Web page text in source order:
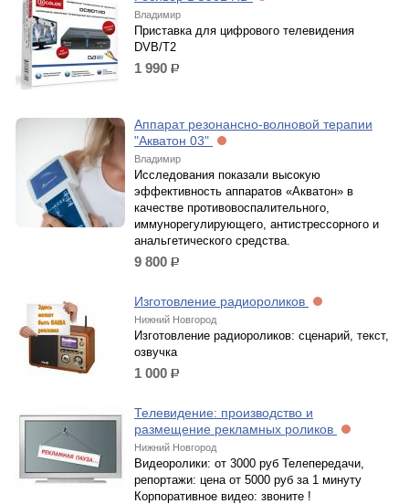
Владимир
Приставка для цифрового телевидения
DVB/T2
1 990 р.
Аппарат резонансно-волновой терапии
"Акватон 03"
Владимир
Исследования показали высокую
эффективность аппаратов «Акватон» в
качестве противовоспалительного,
иммунорегулирующего, антистрессорного и
анальгетического средства.
9 800 р.
Изготовление радиороликов
Нижний Новгород
Изготовление радиороликов: сценарий, текст,
озвучка
1 000 р.
Телевидение: производство и
размещение рекламных роликов
Нижний Новгород
Видеоролики: от 3000 руб Телепередачи,
репортажи: цена от 5000 руб за 1 минуту
Корпоративное видео: звоните !